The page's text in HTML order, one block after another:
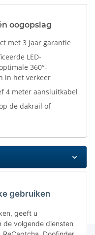
gebruiken
geeft u
de volgende diensten
oogopslag
met 3 jaar garantie
LED-
360°-
in het verkeer
4 meter aansluitkabel
de dakrail of